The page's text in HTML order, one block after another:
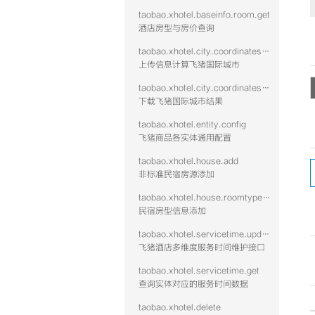
taobao.xhotel.baseinfo.room.get
酒店房型与房价查询
taobao.xhotel.city.coordinates.batch.upload
上传信息计算飞猪国际城市
taobao.xhotel.city.coordinates.batch.download
下载飞猪国际城市结果
taobao.xhotel.entity.config
飞猪商品各实体通用配置
taobao.xhotel.house.add
非标准民宿房源添加
taobao.xhotel.house.roomtype.add
民宿房型信息添加
taobao.xhotel.servicetime.update
飞猪酒店多维度服务时间维护接口
taobao.xhotel.servicetime.get
查询实体对应的服务时间数据
taobao.xhotel.delete